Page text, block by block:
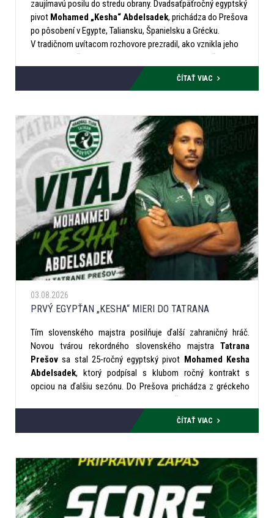
zaujímavú posilu do stredu obrany. Dvadsaťpäťročný egyptský
pivot Mohamed „Kesha“ Abdelsadek, prichádza do Prešova
po pôsobení v Egypte, Taliansku, Španielsku a Grécku.
V tradičnom uvítacom rozhovore prezradil, ako vznikla jeho
prezývka, prečo prijal ponuku slovenského majstra, čo si
odnáša z jednej z najlepších líg sveta aj aké ciele si stanovil v
ČÍTAŤ VIAC
03.08.2026
PRVÝ EGYPŤAN „KESHA“ MIERI DO TATRANA
Tím slovenského majstra posilňuje ďalší zahraničný hráč.
Novou tvárou rekordného slovenského majstra Tatrana
Prešov sa stal 25-ročný egyptský pivot Mohamed Kesha
Abdelsadek, ktorý podpísal s klubom ročný kontrakt s
opciou na ďalšiu sezónu. Do Prešova prichádza z gréckeho
ČÍTAŤ VIAC